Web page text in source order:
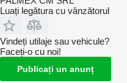
Luați legătura cu vânzătorul
Vindeți utilaje sau vehicule?
Faceți-o cu noi!
Publicați un anunț